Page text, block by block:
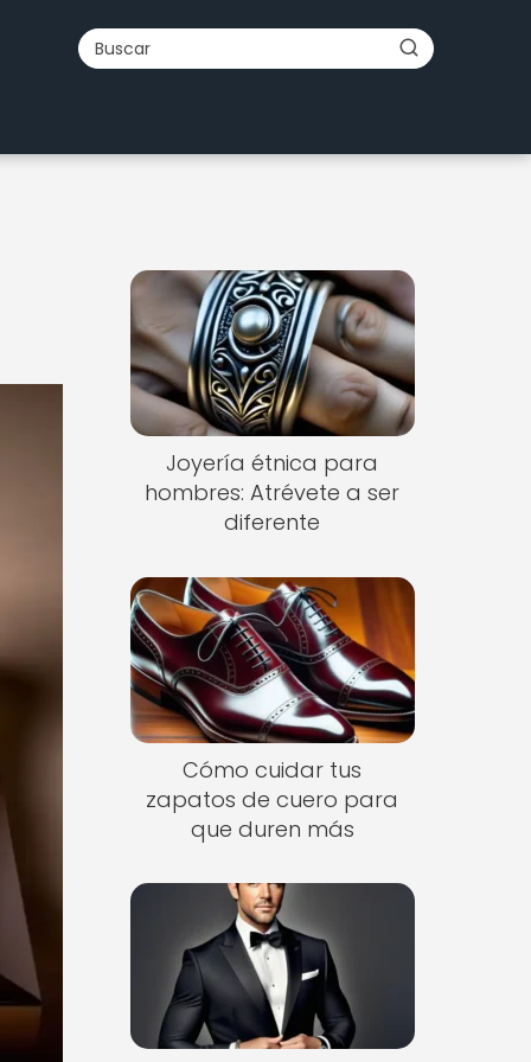
Joyería étnica para
hombres: Atrévete a ser
diferente
Cómo cuidar tus
zapatos de cuero para
que duren más